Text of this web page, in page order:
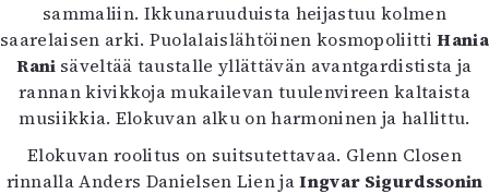
sammaliin. Ikkunaruuduista heijastuu kolmen
saarelaisen arki. Puolalaislähtöinen kosmopoliittiHania
Rani säveltää taustalle yllättävän avantgardistista ja
rannan kivikkoja mukailevan tuulenvireen kaltaista
musiikkia. Elokuvan alku on harmoninen ja hallittu.
Elokuvan roolitus on suitsutettavaa. Glenn Closen
rinnalla Anders Danielsen Lien jaIngvar Sigurdssonin